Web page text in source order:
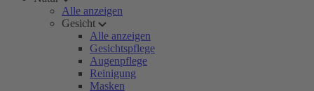
Alle anzeigen
Gesicht
Alle anzeigen
Gesichtspflege
Augenpflege
Reinigung
Masken